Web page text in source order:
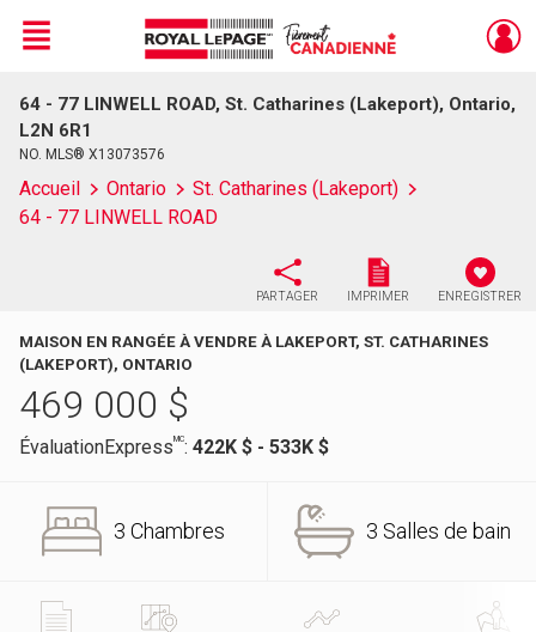
Live
En Direct
Menu
64 - 77 LINWELL ROAD, St. Catharines (Lakeport), Ontario,
L2N 6R1
NO. MLS® X13073576
Accueil Ontario
St. Catharines (Lakeport)
64 - 77 LINWELL ROAD
PARTAGER IMPRIMER ENREGISTRER
MAISON EN RANGÉE À VENDRE À LAKEPORT, ST. CATHARINES
(LAKEPORT), ONTARIO
469 000 $
ÉvaluationExpressMC: 422K $ - 533K $
3 Chambres 3 Salles de bain